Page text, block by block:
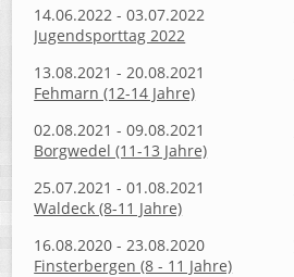
14.06.2022 - 03.07.2022
Jugendsporttag 2022
13.08.2021 - 20.08.2021
Fehmarn (12-14 Jahre)
02.08.2021 - 09.08.2021
Borgwedel (11-13 Jahre)
25.07.2021 - 01.08.2021
Waldeck (8-11 Jahre)
16.08.2020 - 23.08.2020
Finsterbergen (8 - 11 Jahre)